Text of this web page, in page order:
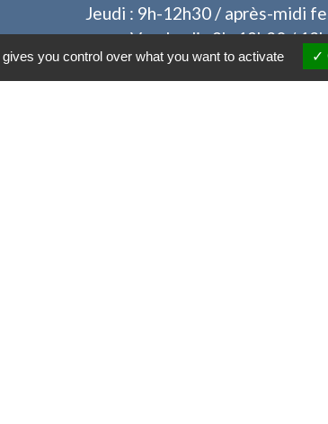
Jeudi : 9h-12h30 / après-midi
Vendredi : 9h-12h30 /
you control over what you want to activate